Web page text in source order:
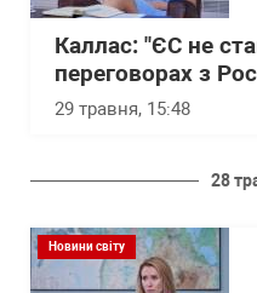
Каллас: "ЄС не
переговорах з
29 травня, 15:48
28
Новини світу